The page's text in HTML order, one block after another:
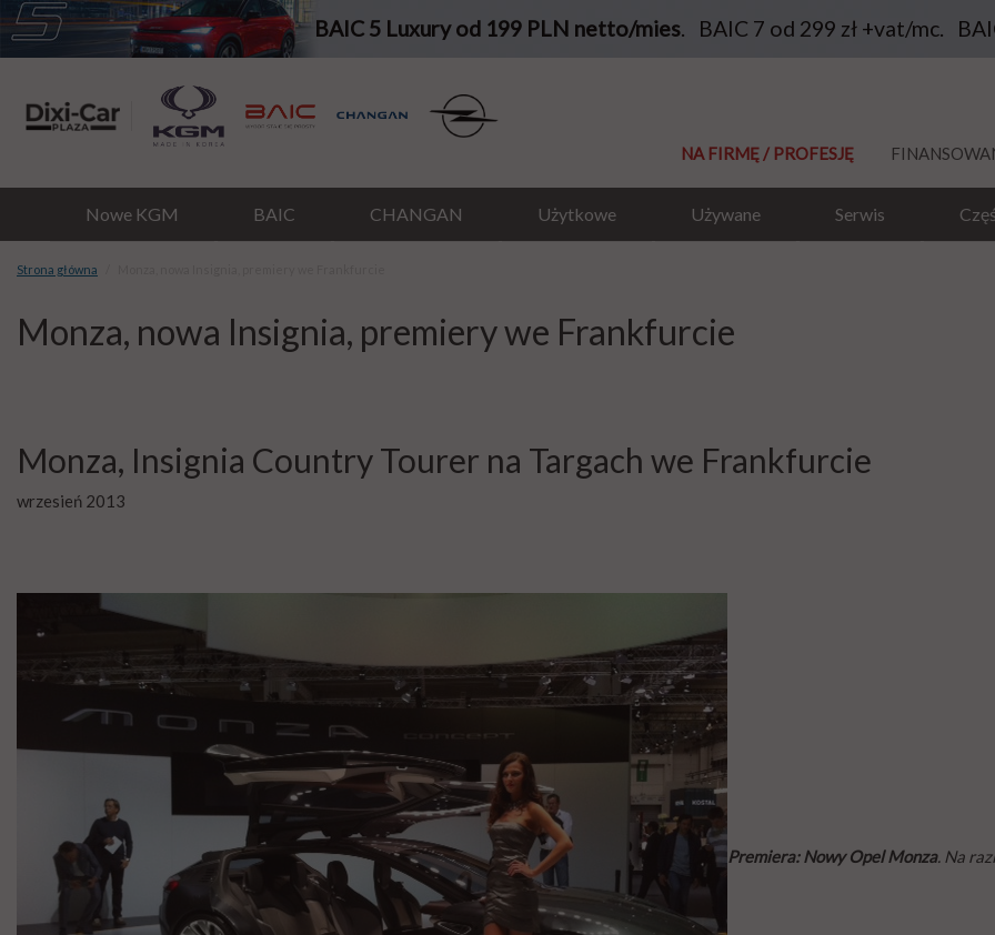
BAIC 5 Luxury od 199 PLN netto/mies. BAIC 7 od 299 zł +vat/mc.
NA FIRMĘ / PROFESJĘ
Nowe KGM BAIC CHANGAN Użytkowe Używane Serwis
Strona główna
Monza, nowa Insignia, premiery we Frankfurcie
Monza, Insignia Country Tourer na Targach we Frankfurcie
wrzesień 2013
Premiera: Nowy Opel Monza. Na